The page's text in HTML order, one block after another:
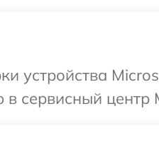
устройства
сервисный центр